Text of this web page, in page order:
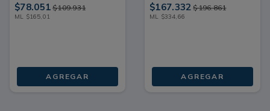
$78.051 $109.931
ML $165,01
AGREGAR
$167.332 $196.861
ML $334,66
AGREGAR